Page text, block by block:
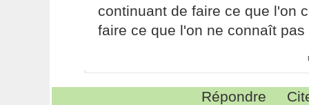
continuant de faire ce que l'on
faire ce que l'on ne connaît pas
Répondre